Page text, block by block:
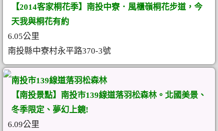
【2014客家桐花季】南投中寮．風櫃嶺桐花步道，今
天我與桐花有約
6.05公里
南投縣中寮村永平路370-3號
南投市139線道落羽松森林
【南投景點】南投市139線道落羽松森林。北國美景、
冬季限定、夢幻上鏡!
6.09公里